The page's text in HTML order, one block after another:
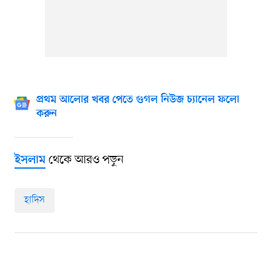
প্রথম আলোর খবর পেতে গুগল নিউজ চ্যানেল ফলো
করুন
ইসলামথেকে আরও পড়ুন
হাদিস